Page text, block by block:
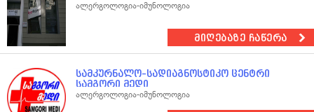
ალერგოლოგია-იმუნოლოგია
მიღებაზე ჩაწერა
სამკურნალო–სადიაგნოსტიკო ცენტრი
სამგორი მედი
ალერგოლოგია-იმუნოლოგია